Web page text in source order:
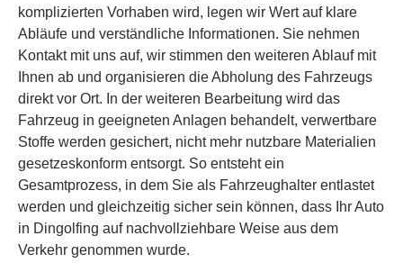
komplizierten Vorhaben wird, legen wir Wert auf klare
Abläufe und verständliche Informationen. Sie nehmen
Kontakt mit uns auf, wir stimmen den weiteren Ablauf mit
Ihnen ab und organisieren die Abholung des Fahrzeugs
direkt vor Ort. In der weiteren Bearbeitung wird das
Fahrzeug in geeigneten Anlagen behandelt, verwertbare
Stoffe werden gesichert, nicht mehr nutzbare Materialien
gesetzeskonform entsorgt. So entsteht ein
Gesamtprozess, in dem Sie als Fahrzeughalter entlastet
werden und gleichzeitig sicher sein können, dass Ihr Auto
in Dingolfing auf nachvollziehbare Weise aus dem
Verkehr genommen wurde.